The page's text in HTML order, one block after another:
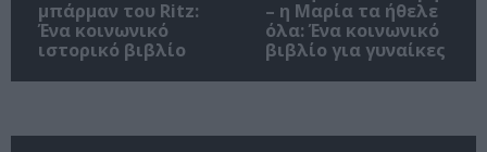
μπάρμαν του Ritz:
Ένα κοινωνικό
ιστορικό βιβλίο
– η Μαρία τα ήθελε
όλα: Ένα κοινωνικό
βιβλίο για γυναίκες